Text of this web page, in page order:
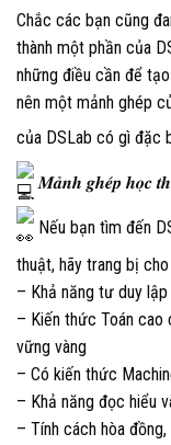
Chắc các bạn cũng
thành một phần của
những điều cần để tạo
nên một mảnh ghép
của DSLab có gì đặc
𝑴𝒂̉𝒏𝒉 𝒈𝒉𝒆́𝒑 𝒉𝒐̣𝒄
Nếu bạn tìm đến
thuật, hãy trang bị cho
– Khả năng tư duy
– Kiến thức Toán cao
vững vàng
– Có kiến thức
– Khả năng đọc hiểu
– Tính cách hòa